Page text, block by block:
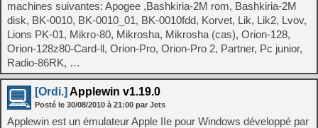
machines suivantes: Apogee ,Bashkiria-2M rom, Bashkiria-2M
disk, BK-0010, BK-0010_01, BK-0010fdd, Korvet, Lik, Lik2, Lvov,
Lions PK-01, Mikro-80, Mikrosha, Mikrosha (cas), Orion-128,
Orion-128z80-Card-ll, Orion-Pro, Orion-Pro 2, Partner, Pc junior,
Radio-86RK, …
[Ordi.] Applewin v1.19.0
Posté le 30/08/2010 à 21:00 par Jets
Applewin est un émulateur Apple IIe pour Windows développé par